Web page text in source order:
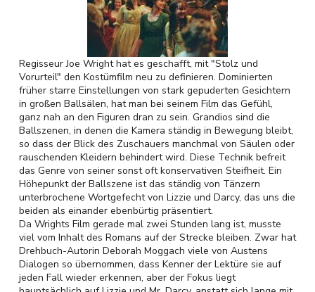
Regisseur Joe Wright hat es geschafft, mit "Stolz und
Vorurteil" den Kostümfilm neu zu definieren. Dominierten
früher starre Einstellungen von stark gepuderten Gesichtern
in großen Ballsälen, hat man bei seinem Film das Gefühl,
ganz nah an den Figuren dran zu sein. Grandios sind die
Ballszenen, in denen die Kamera ständig in Bewegung bleibt,
so dass der Blick des Zuschauers manchmal von Säulen oder
rauschenden Kleidern behindert wird. Diese Technik befreit
das Genre von seiner sonst oft konservativen Steifheit. Ein
Höhepunkt der Ballszene ist das ständig von Tänzern
unterbrochene Wortgefecht von Lizzie und Darcy, das uns die
beiden als einander ebenbürtig präsentiert.
Da Wrights Film gerade mal zwei Stunden lang ist, musste
viel vom Inhalt des Romans auf der Strecke bleiben. Zwar hat
Drehbuch-Autorin Deborah Moggach viele von Austens
Dialogen so übernommen, dass Kenner der Lektüre sie auf
jeden Fall wieder erkennen, aber der Fokus liegt